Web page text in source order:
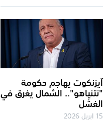
آيزنكوت يهاجم حكومة
"نتنياهو".. الشمال يغرق في
الفشل
15 ابريل 2026